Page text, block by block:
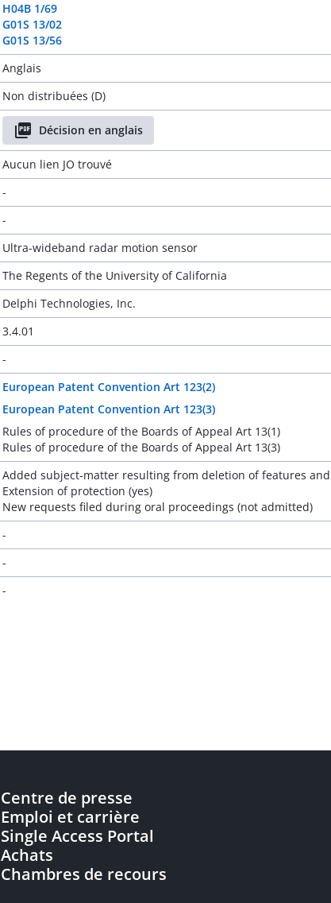
H04B 1/69
G01S 13/02
G01S 13/56
Anglais
Non distribuées (D)
Décision en anglais
Aucun lien JO trouvé
-
-
Ultra-wideband radar motion sensor
The Regents of the University of California
Delphi Technologies, Inc.
3.4.01
-
European Patent Convention Art 123(2)
European Patent Convention Art 123(3)
Rules of procedure of the Boards of Appeal Art 13(1)
Rules of procedure of the Boards of Appeal Art 13(3)
Added subject-matter resulting from deletion of features
Extension of protection (yes)
New requests filed during oral proceedings (not admitted)
-
-
-
Centre de presse
Emploi et carrière
Single Access Portal
Achats
Chambres de recours